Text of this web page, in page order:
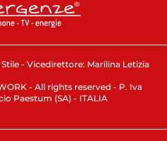
- Vicedirettore: Marilina Letizia
- All rights reserved - P. Iva
Paestum (SA) - ITALIA